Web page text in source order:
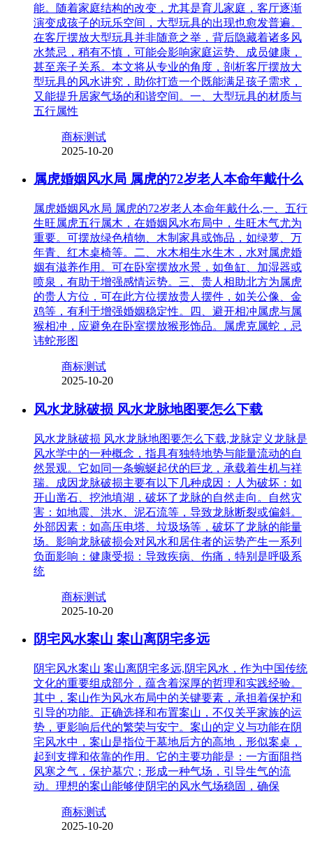
能。随着家庭结构的改变，尤其是育儿家庭，客厅逐渐
演变成孩子的玩乐空间，大型玩具的出现也愈发普遍。
在客厅摆放大型玩具并非随意之举，背后隐藏着诸多风
水禁忌，稍有不慎，可能会影响家庭运势、成员健康，
甚至亲子关系。本文将从专业的角度，剖析客厅摆放大
型玩具的风水讲究，助你打造一个既能满足孩子需求，
又能提升居家气场的和谐空间。一、大型玩具的材质与
五行属性
商标测试
2025-10-20
属虎婚姻风水局 属虎的72岁老人本命年戴什么
属虎婚姻风水局 属虎的72岁老人本命年戴什么,一、五行
生旺属虎五行属木，在婚姻风水布局中，生旺木气尤为
重要。可摆放绿色植物、木制家具或饰品，如绿萝、万
年青、红木桌椅等。二、水木相生水生木，水对属虎婚
姻有滋养作用。可在卧室摆放水景，如鱼缸、加湿器或
喷泉，有助于增强感情运势。三、贵人相助北方为属虎
的贵人方位，可在此方位摆放贵人摆件，如关公像、金
鸡等，有利于增强婚姻稳定性。四、避开相冲属虎与属
猴相冲，应避免在卧室摆放猴形饰品。属虎克属蛇，忌
讳蛇形图
商标测试
2025-10-20
风水龙脉破损 风水龙脉地图要怎么下载
风水龙脉破损 风水龙脉地图要怎么下载,龙脉定义龙脉是
风水学中的一种概念，指具有独特地势与能量流动的自
然景观。它如同一条蜿蜒起伏的巨龙，承载着生机与祥
瑞。成因龙脉破损主要有以下几种成因：人为破坏：如
开山凿石、挖池填湖，破坏了龙脉的自然走向。自然灾
害：如地震、洪水、泥石流等，导致龙脉断裂或偏斜。
外部因素：如高压电塔、垃圾场等，破坏了龙脉的能量
场。影响龙脉破损会对风水和居住者的运势产生一系列
负面影响：健康受损：导致疾病、伤痛，特别是呼吸系
统
商标测试
2025-10-20
阴宅风水案山 案山离阴宅多远
阴宅风水案山 案山离阴宅多远,阴宅风水，作为中国传统
文化的重要组成部分，蕴含着深厚的哲理和实践经验。
其中，案山作为风水布局中的关键要素，承担着保护和
引导的功能。正确选择和布置案山，不仅关乎家族的运
势，更影响后代的繁荣与安宁。案山的定义与功能在阴
宅风水中，案山是指位于墓地后方的高地，形似案桌，
起到支撑和依靠的作用。它的主要功能是：一方面阻挡
风寒之气，保护墓穴；形成一种气场，引导生气的流
动。理想的案山能够使阴宅的风水气场稳固，确保
商标测试
2025-10-20